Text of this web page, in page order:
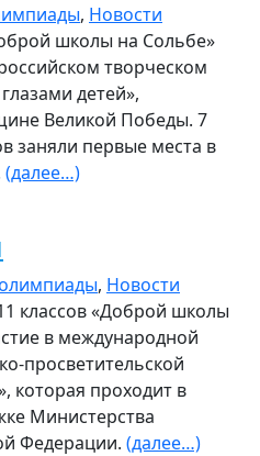
, Новости
школы на Сольбе»
творческом
детей»,
Великой Победы. 7
заняли первые места в
(далее…)
, Новости
классов «Доброй школы
в международной
просветительской
которая проходит в
Министерства
Федерации. (далее…)